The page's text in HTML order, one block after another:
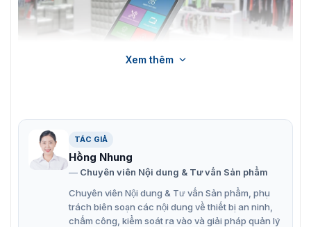
Hình ảnh thực tế của sản phẩm ZKTeco
ZKH300
ZKTeco ZKH300 có kích thước nằm gọn trong bàn tay có
kích thước nhỏ gọn tương đối như chiếc Smartphone.
Nhưng ZKTeco ZKH300 vẫn đảm bảo những yêu cầu
thiết yếu của một chiếc máy tính tiền hiện đại. Trên đây
Xem thêm
TÁC GIẢ
Hồng Nhung
Chuyên viên Nội dung & Tư vấn Sản phẩm
Chuyên viên Nội dung & Tư vấn Sản phẩm, phụ
trách biên soạn các nội dung về thiết bị an ninh,
chấm công, kiểm soát ra vào và giải pháp quản lý